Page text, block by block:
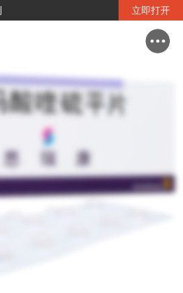
立即打开